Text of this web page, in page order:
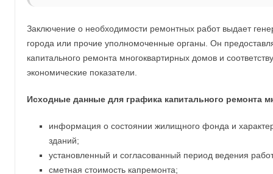
Заключение о необходимости ремонтных работ выдает
города или прочие уполномоченные органы. Он
капитального ремонта многоквартирных домов и
экономические показатели.
Исходные данные для графика капитального ремонта
информация о состоянии жилищного фонда и
зданий;
установленный и согласованный период ведения
сметная стоимость капремонта;